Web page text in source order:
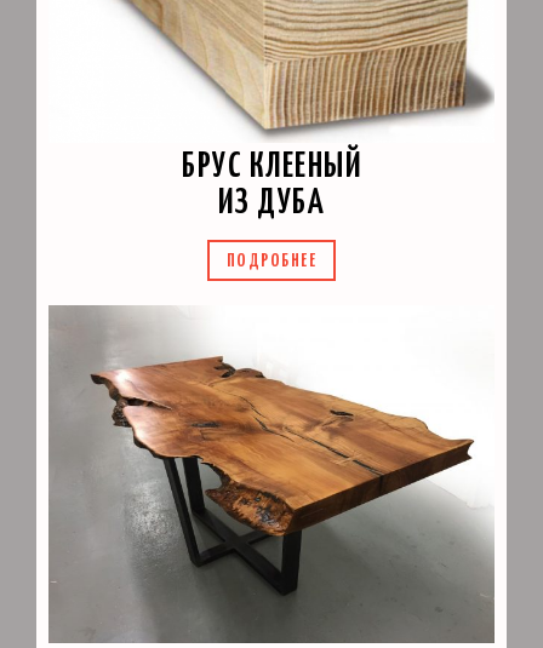
БРУС КЛЕЕНЫЙ
ИЗ ДУБА
ПОДРОБНЕЕ